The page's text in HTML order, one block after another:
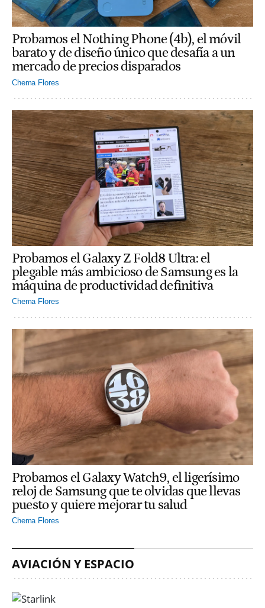
Probamos el Nothing Phone (4b), el móvil
barato y de diseño único que desafía a un
mercado de precios disparados
Chema Flores
Probamos el Galaxy Z Fold8 Ultra: el
plegable más ambicioso de Samsung es la
máquina de productividad definitiva
Chema Flores
Probamos el Galaxy Watch9, el ligerísimo
reloj de Samsung que te olvidas que llevas
puesto y quiere mejorar tu salud
Chema Flores
AVIACIÓN Y ESPACIO